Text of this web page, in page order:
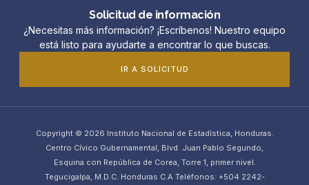
Solicitud de información
¿Necesitas más información? ¡Escríbenos! Nuestro equipo
está listo para ayudarte a encontrar lo que buscas.
IR A SOLICITUD
Copyright © 2026 Instituto Nacional de Estadística, Honduras.
Centro Cívico Gubernamental, Blvd. Juan Pablo Segundo,
Esquina con República de Corea, Torre 1, primer nivel.
Tegucigalpa, M.D.C. Honduras C.A Teléfonos: +504 2242-